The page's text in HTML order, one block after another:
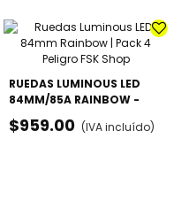
RUEDAS LUMINOUS LED
84MM/85A RAINBOW -
PACK X4
$959.00 (IVA incluído)